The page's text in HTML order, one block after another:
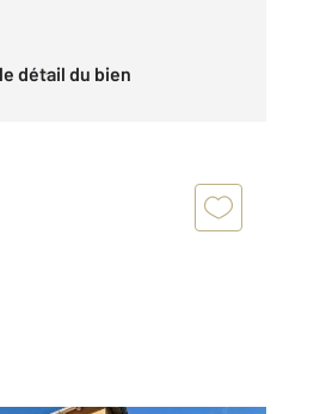
le détail du bien